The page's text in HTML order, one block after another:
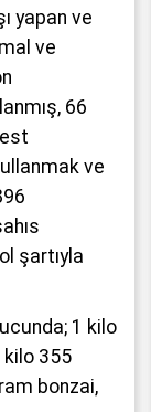
yapan ve
ve
66
ve
şartıyla
1 kilo
kilo 355
bonzai,